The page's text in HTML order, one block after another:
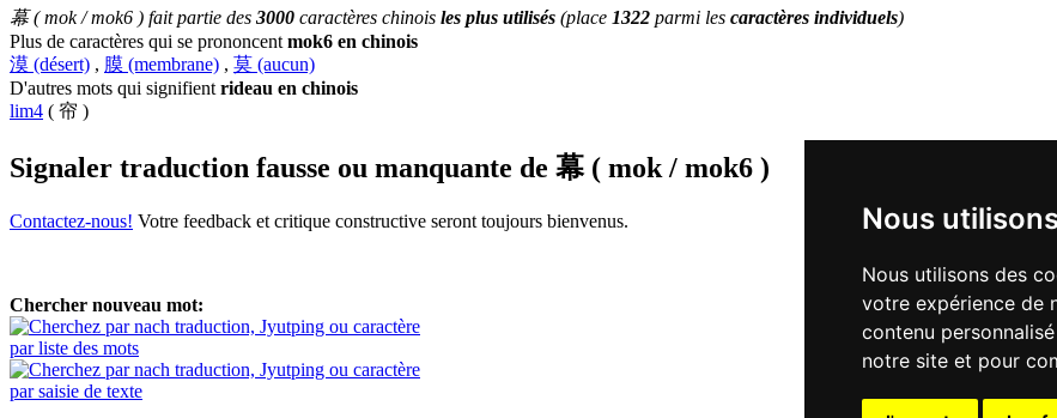
Nous
Nous utilisons des
votre expérience de
contenu
notre site et pour
幕 ( mok / mok6 ) fait partie des 3000 caractères chinois les plus utilisés (place 1322 parmi les caractères individuels)
Plus de caractères qui se prononcent mok6 en chinois
漠 (désert) , 膜 (membrane) , 莫 (aucun)
D'autres mots qui signifient rideau en chinois
lim4 ( 帘 )
Signaler traduction fausse ou manquante de 幕 ( mok / mok6 )
Contactez-nous! Votre feedback et critique constructive seront toujours bienvenus.
Chercher nouveau mot:
par liste des mots
par saisie de texte